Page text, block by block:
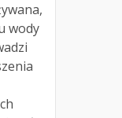
wody